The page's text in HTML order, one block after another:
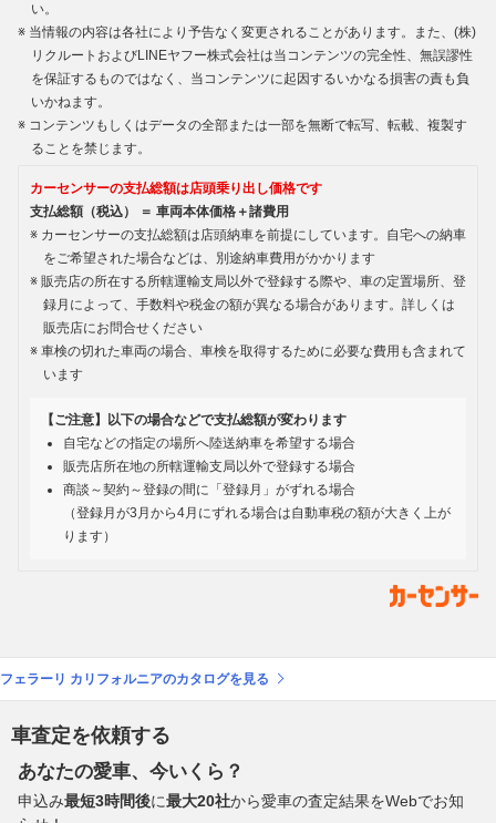
い。
当情報の内容は各社により予告なく変更されることがあります。また、(株)
リクルートおよびLINEヤフー株式会社は当コンテンツの完全性、無誤謬性
を保証するものではなく、当コンテンツに起因するいかなる損害の責も負
いかねます。
コンテンツもしくはデータの全部または一部を無断で転写、転載、複製す
ることを禁じます。
カーセンサーの支払総額は店頭乗り出し価格です
支払総額（税込） ＝ 車両本体価格＋諸費用
カーセンサーの支払総額は店頭納車を前提にしています。自宅への納車
をご希望された場合などは、別途納車費用がかかります
販売店の所在する所轄運輸支局以外で登録する際や、車の定置場所、登
録月によって、手数料や税金の額が異なる場合があります。詳しくは
販売店にお問合せください
車検の切れた車両の場合、車検を取得するために必要な費用も含まれて
います
【ご注意】以下の場合などで支払総額が変わります
自宅などの指定の場所へ陸送納車を希望する場合
販売店所在地の所轄運輸支局以外で登録する場合
商談～契約～登録の間に「登録月」がずれる場合
（登録月が3月から4月にずれる場合は自動車税の額が大きく上が
ります）
フェラーリ カリフォルニアのカタログを見る
車査定を依頼する
あなたの愛車、今いくら？
申込み最短3時間後に最大20社から愛車の査定結果をWebでお知